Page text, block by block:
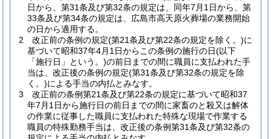
日から、第31条及び第32条の規定は、同年7月1日から、第
33条及び第34条の規定は、広島市高天原火葬場の業務開始
の日から適用する。
2
改正前の条例の規定(第21条及び第22条の規定を除く。)に
基づいて昭和37年4月1日からこの条例の施行の日(以下
「施行日」という。)の前日までの間に職員に支払われた手
当は、改正後の条例の規定(第31条及び第32条の規定を除
く。)による手当の内払とみなす。
3
改正前の条例第21条及び第22条の規定に基づいて昭和37
年7月1日から施行日の前日までの間に家畜のと殺又は解体
の作業に従事した職員に支払われた特殊な現場で作業する
職員の特殊勤務手当は、改正後の条例第31条及び第32条の